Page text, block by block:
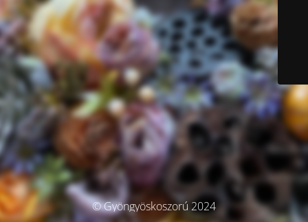
© Gyöngyöskoszorú 2024